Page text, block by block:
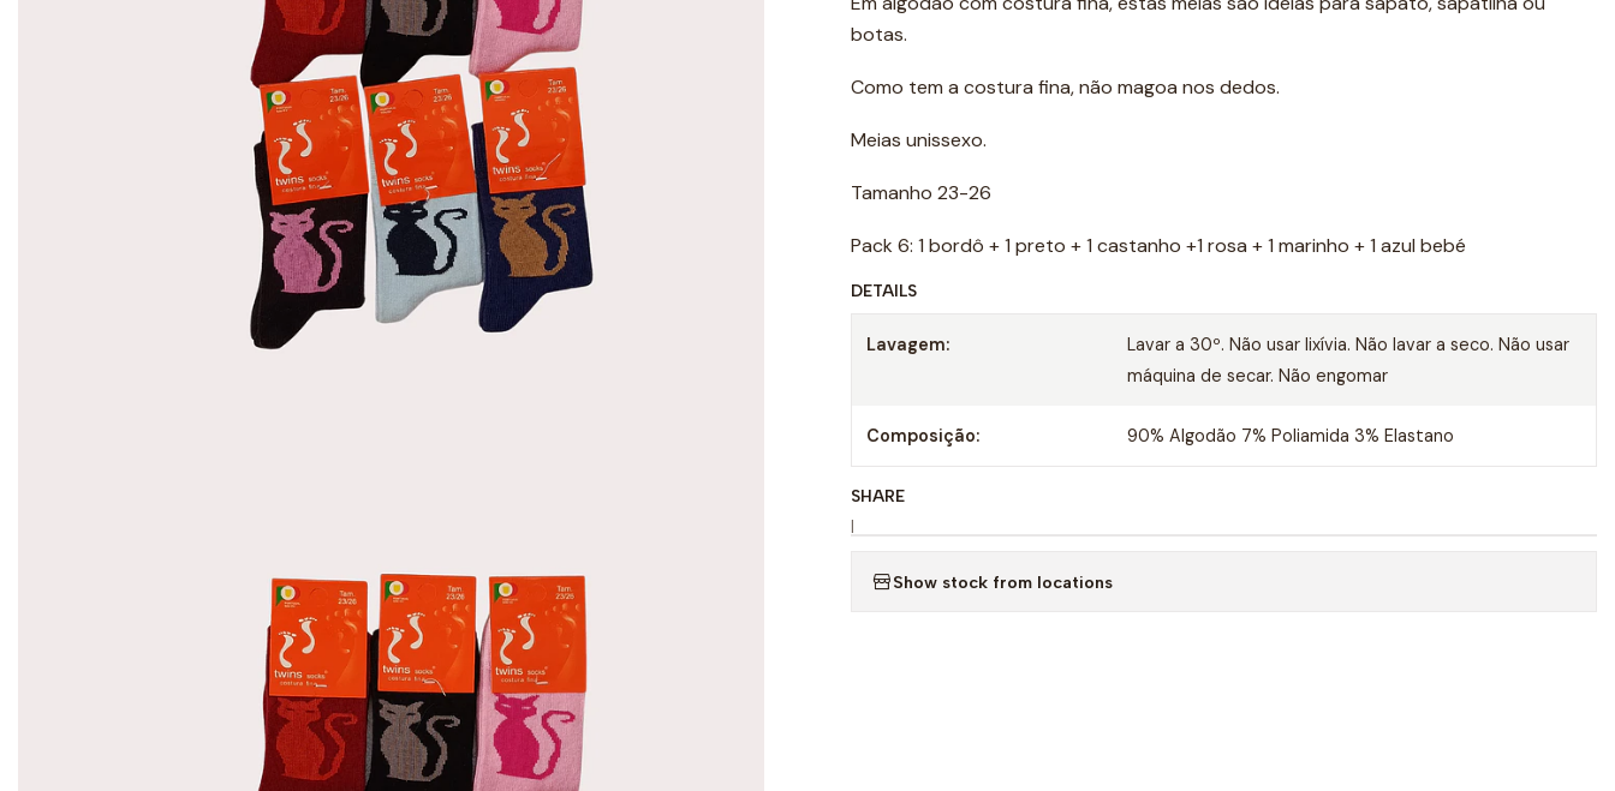
botas.
Como tem a costura fina, não magoa nos dedos.
Meias unissexo.
Tamanho 23-26
Pack 6: 1 bordô + 1 preto + 1 castanho +1 rosa + 1 marinho + 1 azul bebé
DETAILS
Lavagem:
Lavar a 30º. Não usar lixívia. Não lavar a seco. Não usar
máquina de secar. Não engomar
Composição: 90% Algodão 7% Poliamida 3% Elastano
SHARE
|
Show stock from locations